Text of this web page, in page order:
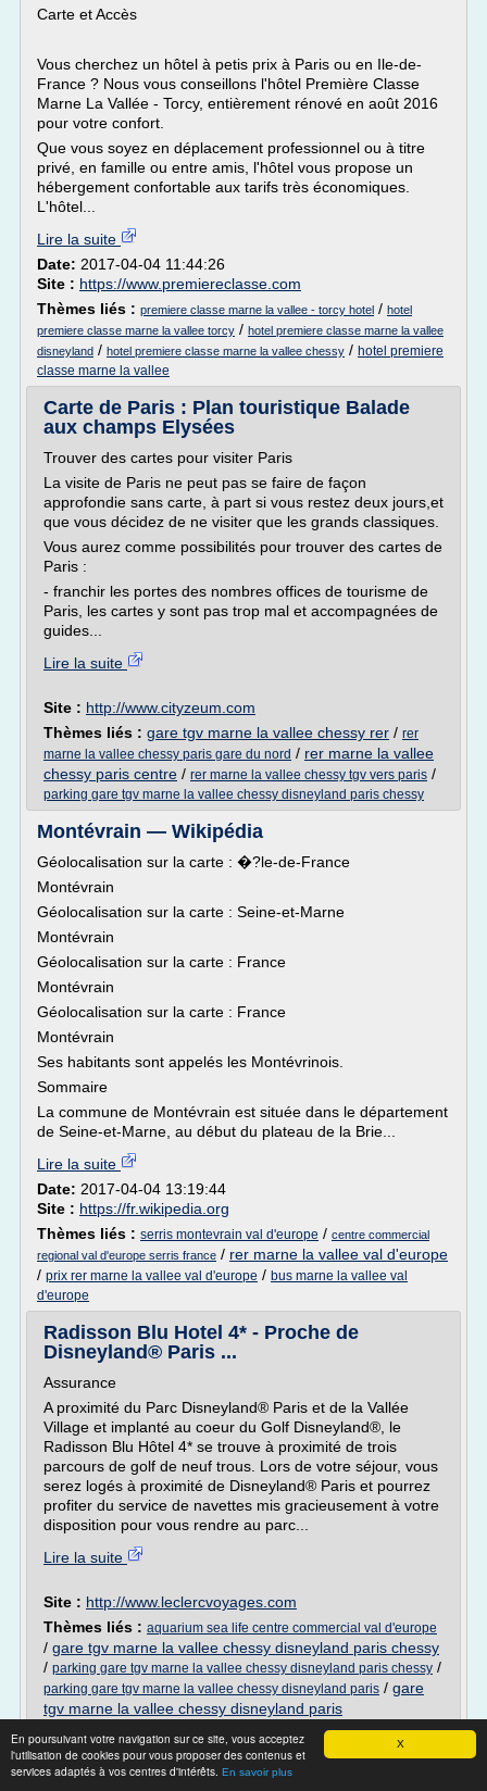
X
En poursuivant votre navigation sur ce site, vous acceptez
l'utilisation de cookies pour vous proposer des contenus et
services adaptés à vos centres d'intérêts. En savoir plus
Carte et Accès
Vous cherchez un hôtel à petis prix à Paris ou en Ile-de-
France ? Nous vous conseillons l'hôtel Première Classe
Marne La Vallée - Torcy, entièrement rénové en août 2016
pour votre confort.
Que vous soyez en déplacement professionnel ou à titre
privé, en famille ou entre amis, l'hôtel vous propose un
hébergement confortable aux tarifs très économiques.
L'hôtel...
Lire la suite
Date: 2017-04-04 11:44:26
Site : https://www.premiereclasse.com
Thèmes liés : premiere classe marne la vallee - torcy hotel / hotel
premiere classe marne la vallee torcy / hotel premiere classe marne la vallee
disneyland / hotel premiere classe marne la vallee chessy / hotel premiere
classe marne la vallee
Carte de Paris : Plan touristique Balade
aux champs Elysées
Trouver des cartes pour visiter Paris
La visite de Paris ne peut pas se faire de façon
approfondie sans carte, à part si vous restez deux jours,et
que vous décidez de ne visiter que les grands classiques.
Vous aurez comme possibilités pour trouver des cartes de
Paris :
- franchir les portes des nombres offices de tourisme de
Paris, les cartes y sont pas trop mal et accompagnées de
guides...
Lire la suite
Site : http://www.cityzeum.com
Thèmes liés : gare tgv marne la vallee chessy rer / rer
marne la vallee chessy paris gare du nord / rer marne la vallee
chessy paris centre / rer marne la vallee chessy tgv vers paris /
parking gare tgv marne la vallee chessy disneyland paris chessy
Montévrain — Wikipédia
Géolocalisation sur la carte : �?le-de-France
Montévrain
Géolocalisation sur la carte : Seine-et-Marne
Montévrain
Géolocalisation sur la carte : France
Montévrain
Géolocalisation sur la carte : France
Montévrain
Ses habitants sont appelés les Montévrinois.
Sommaire
La commune de Montévrain est située dans le département
de Seine-et-Marne, au début du plateau de la Brie...
Lire la suite
Date: 2017-04-04 13:19:44
Site : https://fr.wikipedia.org
Thèmes liés : serris montevrain val d'europe / centre commercial
regional val d'europe serris france / rer marne la vallee val d'europe
/ prix rer marne la vallee val d'europe / bus marne la vallee val
d'europe
Radisson Blu Hotel 4* - Proche de
Disneyland® Paris ...
Assurance
A proximité du Parc Disneyland® Paris et de la Vallée
Village et implanté au coeur du Golf Disneyland®, le
Radisson Blu Hôtel 4* se trouve à proximité de trois
parcours de golf de neuf trous. Lors de votre séjour, vous
serez logés à proximité de Disneyland® Paris et pourrez
profiter du service de navettes mis gracieusement à votre
disposition pour vous rendre au parc...
Lire la suite
Site : http://www.leclercvoyages.com
Thèmes liés : aquarium sea life centre commercial val d'europe
/ gare tgv marne la vallee chessy disneyland paris chessy
/ parking gare tgv marne la vallee chessy disneyland paris chessy /
parking gare tgv marne la vallee chessy disneyland paris / gare
tgv marne la vallee chessy disneyland paris
Val d'Europe — Wikipédia
Géolocalisation sur la carte : Seine-et-Marne